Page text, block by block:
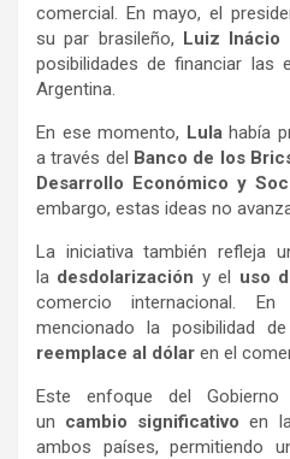
comercial. En mayo, el
su par brasileño, Luiz Inácio
posibilidades de financiar las
Argentina.
En ese momento, Lulahabía
a través del Banco de los
Desarrollo Económico y
embargo, estas ideas no
La iniciativa también refleja
la desdolarización y el uso
comercio internacional.
mencionado la posibilidad de
reemplace al dólar en el
Este enfoque del Gobierno
un cambio significativo en
ambos países, permitiendo